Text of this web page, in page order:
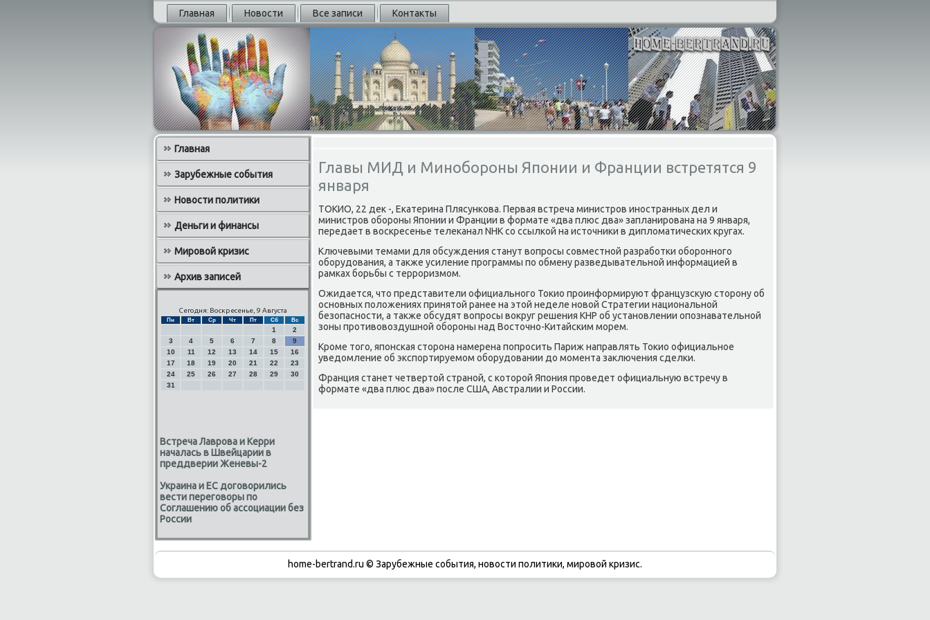
Главная Новости Все записи Контакты
Главная
Зарубежные события
Новости политики
Деньги и финансы
Мировой кризис
Архив записей
Сегодня: Воскресенье, 9 Августа
Пн Вт Ср Чт Пт Сб Вс
1
2
3
4 5 6 7 8
9
10
11 12 13 14 15
16
17
18 19 20 21 22
23
24
25 26 27 28 29
30
31
Встреча Лаврова и Керри
началась в Швейцарии в
преддверии Женевы-2
Украина и ЕС договорились
вести переговоры по
Соглашению об ассоциации без
России
Главы МИД и Минобороны Японии и Франции встретятся 9
января
ТОКИО, 22 дек -, Екатерина Плясункова. Первая встреча министров иностранных дел и
министров обороны Японии и Франции в формате «два плюс два» запланирована на 9 января,
передает в воскресенье телеканал NHK со ссылкой на источники в дипломатических кругах.
Ключевыми темами для обсуждения станут вопросы совместной разработки оборонного
оборудования, а также усиление программы по обмену разведывательной информацией в
рамках борьбы с терроризмом.
Ожидается, что представители официального Токио проинформируют французскую сторону об
основных положениях принятой ранее на этой неделе новой Стратегии национальной
безопасности, а также обсудят вопросы вокруг решения КНР об установлении опознавательной
зоны противовоздушной обороны над Восточно-Китайским морем.
Кроме того, японская сторона намерена попросить Париж направлять Токио официальное
уведомление об экспортируемом оборудовании до момента заключения сделки.
Франция станет четвертой страной, с которой Япония проведет официальную встречу в
формате «два плюс два» после США, Австралии и России.
home-bertrand.ru © Зарубежные события, новости политики, мировой кризис.